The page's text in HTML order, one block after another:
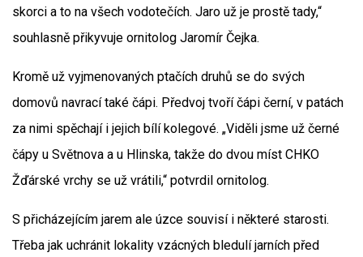
skorci a to na všech vodotečích. Jaro už je prostě tady,“
souhlasně přikyvuje ornitolog Jaromír Čejka.
Kromě už vyjmenovaných ptačích druhů se do svých
domovů navrací také čápi. Předvoj tvoří čápi černí, v patách
za nimi spěchají i jejich bílí kolegové. „Viděli jsme už černé
čápy u Světnova a u Hlinska, takže do dvou míst CHKO
Žďárské vrchy se už vrátili,“ potvrdil ornitolog.
S přicházejícím jarem ale úzce souvisí i některé starosti.
Třeba jak uchránit lokality vzácných bledulí jarních před